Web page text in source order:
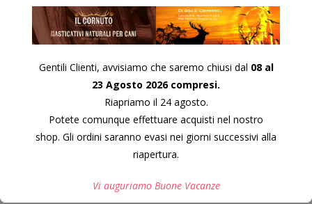
carte di debito
Spedizioni in Italia 10€
Gentili Clienti, avvisiamo che saremo chiusi dal 08 al
23 Agosto 2026 compresi.
Riapriamo il 24 agosto.
Potete comunque effettuare acquisti nel nostro
shop. Gli ordini saranno evasi nei giorni successivi alla
riapertura.
Vi auguriamo Buone Vacanze